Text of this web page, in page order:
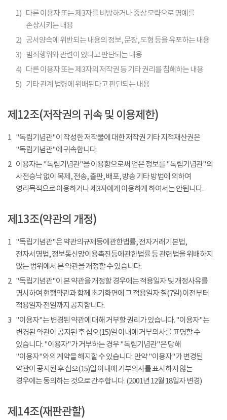
1) 다른 이용자 또는 제3자를 비방하거나 중상 모략으로 명예를
손상시키는 내용
2) 공서양속에 위반되는 내용의 정보, 문장, 도형 등을 유포하는 내용
3)
범죄행위와 관련이 있다고 판단되는 내용
4) 다른 이용자 또는 제3자의 저작권 등 기타 권리를 침해하는 내용
5) 기타 관계 법령에 위배된다고 판단되는 내용
제12조(저작권의 귀속 및 이용제한)
1 "독립기념관"이 작성한 저작물에 대한 저작권 기타 지적재산권은
"독립기념관"에 귀속합니다.
2 이용자는 "독립기념관"을 이용함으로써 얻은 정보를 "독립기념관"의
사전승낙 없이 복제, 전송, 출판, 배포, 방송 기타 방법에 의하여
영리목적으로 이용하거나 제3자에게 이용하게 하여서는 안됩니다.
제13조(약관의 개정)
1 "독립기념관"은 약관의규제등에관한법률, 전자거래기본법,
전자서명법, 정보통신망이용촉진등에관한법률 등 관련법을 위배하지
않는 범위에서 본 약관을 개정할 수 있습니다.
2 "독립기념관"이 본 약관을 개정할 경우에는 적용일자 및 개정사유를
명시하여 현행약관과 함께 초기화면에 그 적용일자 칠(7일) 이전부터
적용일자 전일까지 공지합니다.
3 "이용자"는 변경된 약관에 대해 거부할 권리가 있습니다. "이용자"는
변경된 약관이 공지된 후 십오(15)일 이내에 거부의사를 표명할 수
있습니다. "이용자"가 거부하는 경우 "독립기념관"은 당해
"이용자"와의 계약을 해지할 수 있습니다. 만약 "이용자"가 변경된
약관이 공지된 후 십오(15)일 이내에 거부의사를 표시하지 않는
경우에는 동의하는 것으로 간주합니다. (2001년 12월 18일자 변경)
제14조(재판관할)